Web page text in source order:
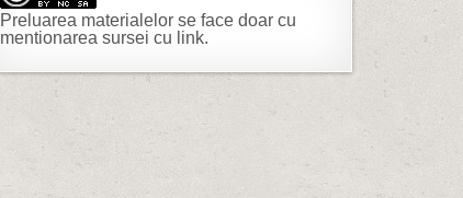
Preluarea materialelor se face doar cu
mentionarea sursei cu link.